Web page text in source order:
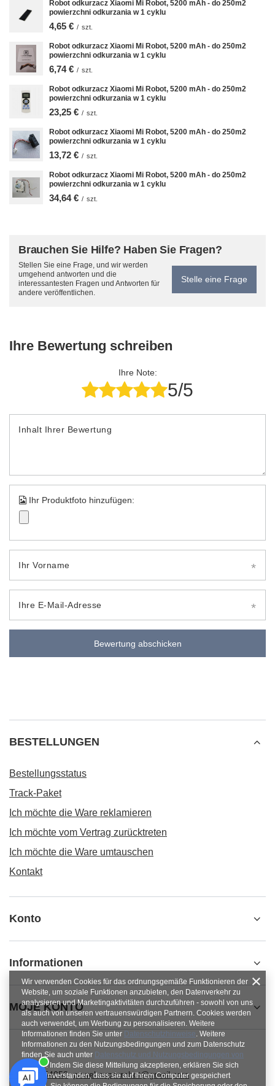
Robot odkurzacz Xiaomi Mi Robot, 5200 mAh - do 250m2
powierzchni odkurzania w 1 cyklu
4,65 € / szt.
Robot odkurzacz Xiaomi Mi Robot, 5200 mAh - do 250m2
powierzchni odkurzania w 1 cyklu
6,74 € / szt.
Robot odkurzacz Xiaomi Mi Robot, 5200 mAh - do 250m2
powierzchni odkurzania w 1 cyklu
23,25 € / szt.
Robot odkurzacz Xiaomi Mi Robot, 5200 mAh - do 250m2
powierzchni odkurzania w 1 cyklu
13,72 € / szt.
Robot odkurzacz Xiaomi Mi Robot, 5200 mAh - do 250m2
powierzchni odkurzania w 1 cyklu
34,64 € / szt.
Brauchen Sie Hilfe? Haben Sie Fragen?
Stellen Sie eine Frage, und wir werden
umgehend antworten und die
interessantesten Fragen und Antworten für
andere veröffentlichen.
Stelle eine Frage
Ihre Bewertung schreiben
Ihre Note:
5/5
Inhalt Ihrer Bewertung
Ihr Produktfoto hinzufügen:
Ihr Vorname
Ihre E-Mail-Adresse
Bewertung abschicken
BESTELLUNGEN
Bestellungsstatus
Track-Paket
Ich möchte die Ware reklamieren
Ich möchte vom Vertrag zurücktreten
Ich möchte die Ware umtauschen
Kontakt
Konto
Informationen
MOJE KONTO
+48784454053 pawel.superrobot@gmail.com
Wir verwenden Cookies für das ordnungsgemäße Funktionieren der
Website, um soziale Funktionen anzubieten, den Datenverkehr zu
analysieren und Marketingaktivitäten durchzuführen - sowohl von uns
als auch von unseren vertrauenswürdigen Partnern. Cookies werden
auch verwendet, um Werbung zu personalisieren. Weitere
Informationen finden Sie unter Datenschutzhinweise. Weitere
Informationen zu den Nutzungsbedingungen und zum Datenschutz
finden Sie auch unter Datenschutz und Nutzungsbedingungen von
Google. Indem Sie diese Mitteilung akzeptieren, erklären Sie sich
damit einverstanden, dass sie auf Ihrem Computer gespeichert